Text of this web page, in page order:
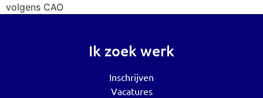
volgens CAO
Ik zoek werk
Inschrijven
Vacatures